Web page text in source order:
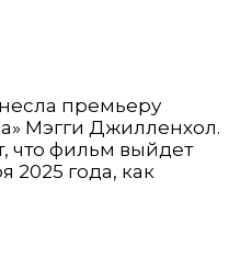
премьеру
Мэгги Джилленхол.
что фильм выйдет
2025 года, как